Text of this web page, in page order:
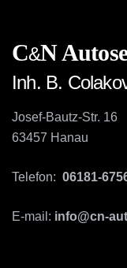
C&N
Inh. B.
Josef-Bautz-Str. 16
63457 Hanau
Telefon: 06181-
E-mail: info@cn-